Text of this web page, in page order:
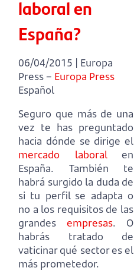
laboral en
España?
06/04/2015 | Europa
Press – Europa Press
Español
Seguro que más de una
vez te has preguntado
hacia dónde se dirige el
mercado laboralen
España.
También te
habrá surgido la duda de
si tu perfil se adapta o
no a los requisitos de las
grandes empresas.
O
habrás tratado de
vaticinar qué sector es el
más prometedor.